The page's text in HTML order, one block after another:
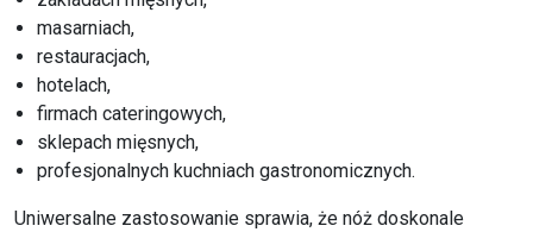
masarniach,
restauracjach,
hotelach,
firmach cateringowych,
sklepach mięsnych,
profesjonalnych kuchniach gastronomicznych.
Uniwersalne zastosowanie sprawia, że nóż doskonale